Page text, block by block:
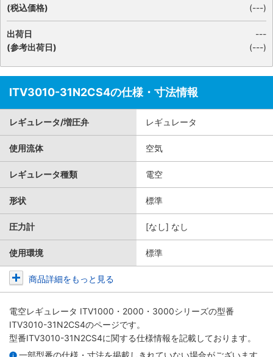
(税込価格)
(---)
出荷日
(参考出荷日)
---
(---)
ITV3010-31N2CS4の仕様・寸法情報
レギュレータ/増圧弁 レギュレータ
使用流体 空気
レギュレータ種類 電空
形状 標準
圧力計 [なし] なし
使用環境 標準
商品詳細をもっと見る
電空レギュレータ ITV1000・2000・3000シリーズの型番
ITV3010-31N2CS4のページです。
型番ITV3010-31N2CS4に関する仕様情報を記載しております。
一部型番の仕様・寸法を掲載しきれていない場合がございます